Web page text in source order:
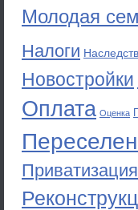
Молодая
Налоги
Новостройки
Оплата Оценка
Приватизация